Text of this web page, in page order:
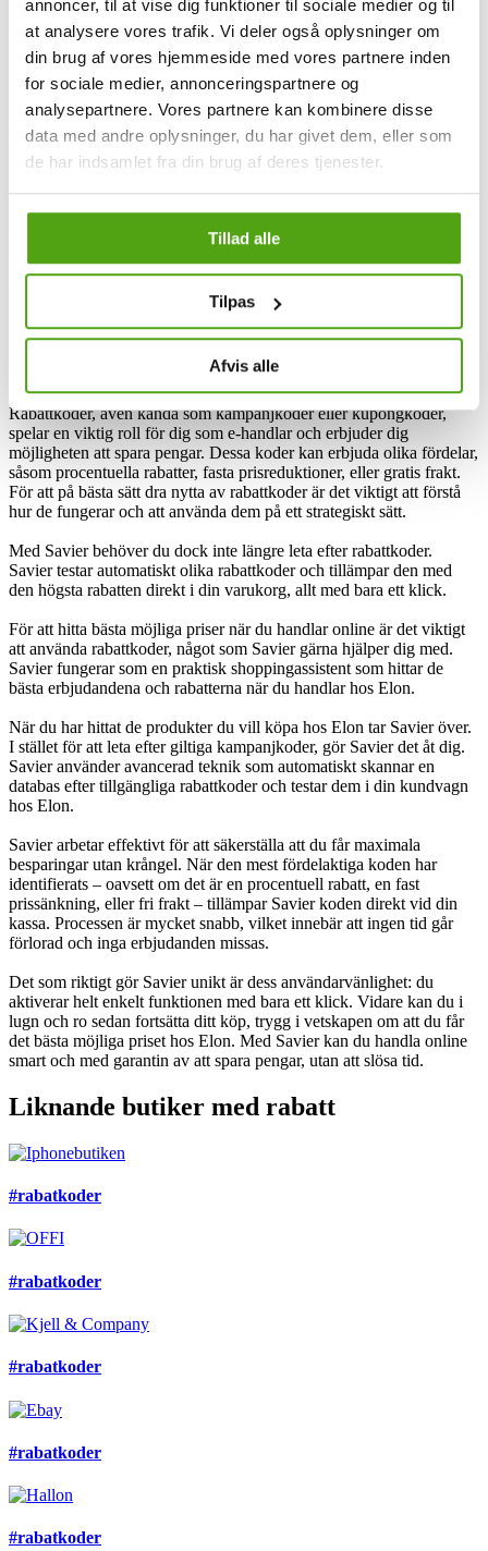
annoncer, til at vise dig funktioner til sociale medier og til
at analysere vores trafik. Vi deler også oplysninger om
din brug af vores hjemmeside med vores partnere inden
for sociale medier, annonceringspartnere og
analysepartnere. Vores partnere kan kombinere disse
data med andre oplysninger, du har givet dem, eller som
de har indsamlet fra din brug af deres tjenester.
Tillad alle
Tilpas
Afvis alle
pengar. Deras rabattkoder kan ge dig procentuella avdrag på hela
ditt köp eller specifika produkter. Vid andra tillfällen erbjuder de
fasta rabatter vid köp över ett visst belopp. Elons kampanjer
inkluderar bland annat ett “Köp en, få en gratis”-erbjudande, och
extra rabatter på redan nedsatta varor.
Genom att anmäla dig till Elons nyhetsbrev kan du få tillgång till
exklusiva rabattkoder samt information om kommande reor och nya
produkter. Elon erbjuder också förmåner för företagskunder och
Oavsett om du handlar i butiken eller på deras hemsida, strävar Elon
alltid efter att förenkla din vardag genom sina produkter och sin
service.
Få rabatt på Elon via Savier
Rabattkoder, även kända som kampanjkoder eller kupongkoder,
spelar en viktig roll för dig som e-handlar och erbjuder dig
möjligheten att spara pengar. Dessa koder kan erbjuda olika fördelar,
såsom procentuella rabatter, fasta prisreduktioner, eller gratis frakt.
För att på bästa sätt dra nytta av rabattkoder är det viktigt att förstå
hur de fungerar och att använda dem på ett strategiskt sätt.
Med Savier behöver du dock inte längre leta efter rabattkoder.
Savier testar automatiskt olika rabattkoder och tillämpar den med
den högsta rabatten direkt i din varukorg, allt med bara ett klick.
För att hitta bästa möjliga priser när du handlar online är det viktigt
att använda rabattkoder, något som Savier gärna hjälper dig med.
Savier fungerar som en praktisk shoppingassistent som hittar de
bästa erbjudandena och rabatterna när du handlar hos Elon.
När du har hittat de produkter du vill köpa hos Elon tar Savier över.
I stället för att leta efter giltiga kampanjkoder, gör Savier det åt dig.
Savier använder avancerad teknik som automatiskt skannar en
databas efter tillgängliga rabattkoder och testar dem i din kundvagn
hos Elon.
Savier arbetar effektivt för att säkerställa att du får maximala
besparingar utan krångel. När den mest fördelaktiga koden har
identifierats – oavsett om det är en procentuell rabatt, en fast
prissänkning, eller fri frakt – tillämpar Savier koden direkt vid din
kassa. Processen är mycket snabb, vilket innebär att ingen tid går
förlorad och inga erbjudanden missas.
Det som riktigt gör Savier unikt är dess användarvänlighet: du
aktiverar helt enkelt funktionen med bara ett klick. Vidare kan du i
lugn och ro sedan fortsätta ditt köp, trygg i vetskapen om att du får
det bästa möjliga priset hos Elon. Med Savier kan du handla online
smart och med garantin av att spara pengar, utan att slösa tid.
Liknande butiker med rabatt
#rabatkoder
#rabatkoder
#rabatkoder
#rabatkoder
#rabatkoder